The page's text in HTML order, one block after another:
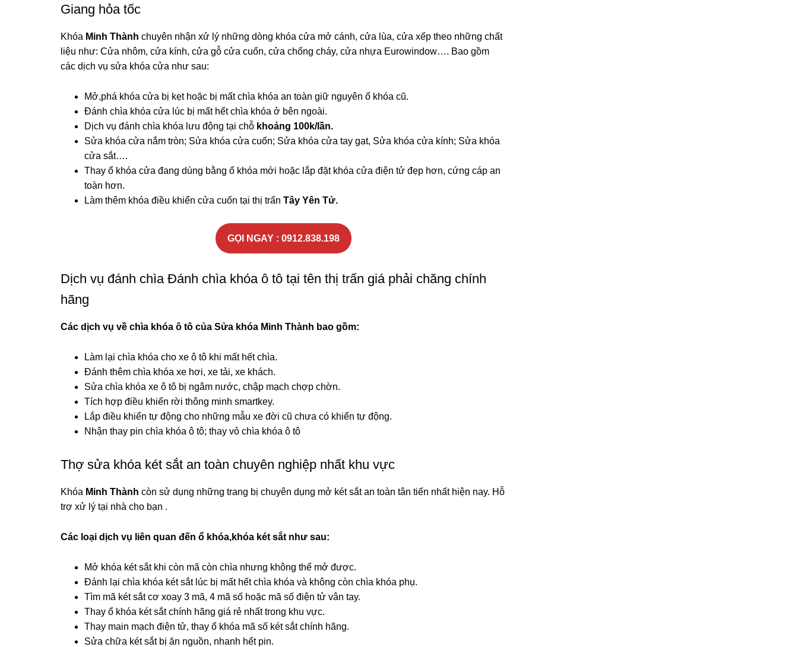
Giang hỏa tốc
Khóa Minh Thành chuyên nhận xử lý những dòng khóa cửa mở cánh, cửa lùa, cửa xếp theo những chất
liệu như: Cửa nhôm, cửa kính, cửa gỗ cửa cuốn, cửa chống cháy, cửa nhựa Eurowindow…. Bao gồm
các dịch vụ sửa khóa cửa như sau:
Mở,phá khóa cửa bị kẹt hoặc bị mất chìa khóa an toàn giữ nguyên ổ khóa cũ.
Đánh chìa khóa cửa lúc bị mất hết chìa khóa ở bên ngoài.
Dịch vụ đánh chìa khóa lưu động tại chỗ khoảng 100k/lần.
Sửa khóa cửa nắm tròn; Sửa khóa cửa cuốn; Sửa khóa cửa tay gạt, Sửa khóa cửa kính; Sửa khóa
cửa sắt….
Thay ổ khóa cửa đang dùng bằng ổ khóa mới hoặc lắp đặt khóa cửa điện tử đẹp hơn, cứng cáp an
toàn hơn.
Làm thêm khóa điều khiển cửa cuốn tại thị trấn Tây Yên Tử.
GỌI NGAY : 0912.838.198
Dịch vụ đánh chìa Đánh chìa khóa ô tô tại tên thị trấn giá phải chăng chính
hãng
Các dịch vụ về chìa khóa ô tô của Sửa khóa Minh Thành bao gồm:
Làm lại chìa khóa cho xe ô tô khi mất hết chìa.
Đánh thêm chìa khóa xe hơi, xe tải, xe khách.
Sửa chìa khóa xe ô tô bị ngâm nước, chập mạch chợp chờn.
Tích hợp điều khiển rời thông minh smartkey.
Lắp điều khiển tự động cho những mẫu xe đời cũ chưa có khiển tự động.
Nhận thay pin chìa khóa ô tô; thay vỏ chìa khóa ô tô
Thợ sửa khóa két sắt an toàn chuyên nghiệp nhất khu vực
Khóa Minh Thành còn sử dụng những trang bị chuyên dụng mở két sắt an toàn tân tiến nhất hiện nay. Hỗ
trợ xử lý tại nhà cho bạn .
Các loại dịch vụ liên quan đến ổ khóa,khóa két sắt như sau:
Mở khóa két sắt khi còn mã còn chìa nhưng không thể mở được.
Đánh lại chìa khóa két sắt lúc bị mất hết chìa khóa và không còn chìa khóa phụ.
Tìm mã két sắt cơ xoay 3 mã, 4 mã số hoặc mã số điện tử vân tay.
Thay ổ khóa két sắt chính hãng giá rẻ nhất trong khu vực.
Thay main mạch điện tử, thay ổ khóa mã số két sắt chính hãng.
Sửa chữa két sắt bị ăn nguồn, nhanh hết pin.